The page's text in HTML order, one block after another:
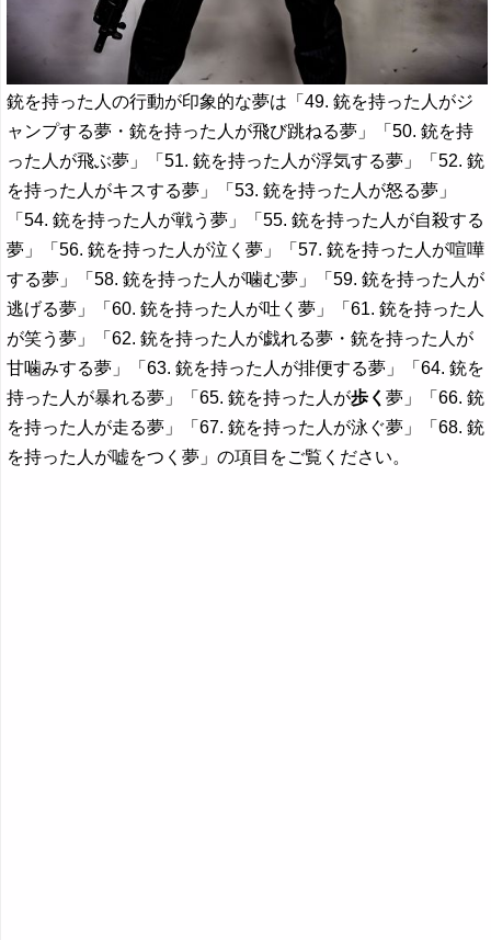
銃を持った人の行動が印象的な夢は「49. 銃を持った人がジ
ャンプする夢・銃を持った人が飛び跳ねる夢」「50. 銃を持
った人が飛ぶ夢」「51. 銃を持った人が浮気する夢」「52. 銃
を持った人がキスする夢」「53. 銃を持った人が怒る夢」
「54. 銃を持った人が戦う夢」「55. 銃を持った人が自殺する
夢」「56. 銃を持った人が泣く夢」「57. 銃を持った人が喧嘩
する夢」「58. 銃を持った人が噛む夢」「59. 銃を持った人が
逃げる夢」「60. 銃を持った人が吐く夢」「61. 銃を持った人
が笑う夢」「62. 銃を持った人が戯れる夢・銃を持った人が
甘噛みする夢」「63. 銃を持った人が排便する夢」「64. 銃を
持った人が暴れる夢」「65. 銃を持った人が歩く夢」「66. 銃
を持った人が走る夢」「67. 銃を持った人が泳ぐ夢」「68. 銃
を持った人が嘘をつく夢」の項目をご覧ください。